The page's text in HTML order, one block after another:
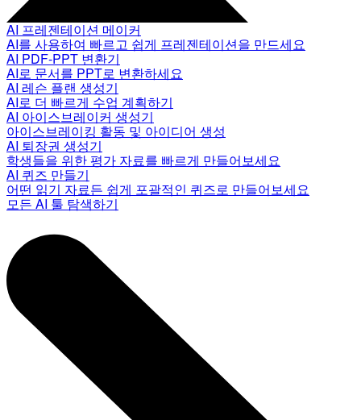
AI 프레젠테이션 메이커
AI를 사용하여 빠르고 쉽게 프레젠테이션을 만드세요
AI PDF-PPT 변환기
AI로 문서를 PPT로 변환하세요
AI 레슨 플랜 생성기
AI로 더 빠르게 수업 계획하기
AI 아이스브레이커 생성기
아이스브레이킹 활동 및 아이디어 생성
AI 퇴장권 생성기
학생들을 위한 평가 자료를 빠르게 만들어보세요
AI 퀴즈 만들기
어떤 읽기 자료든 쉽게 포괄적인 퀴즈로 만들어보세요
모든 AI 툴 탐색하기